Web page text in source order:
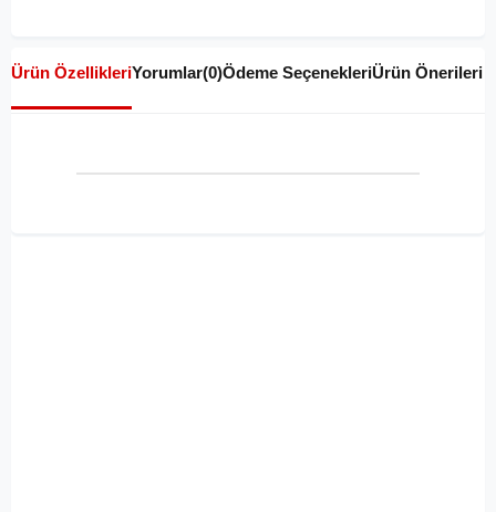
Ürün ÖzellikleriYorumlar(0)Ödeme SeçenekleriÜrün Önerileri